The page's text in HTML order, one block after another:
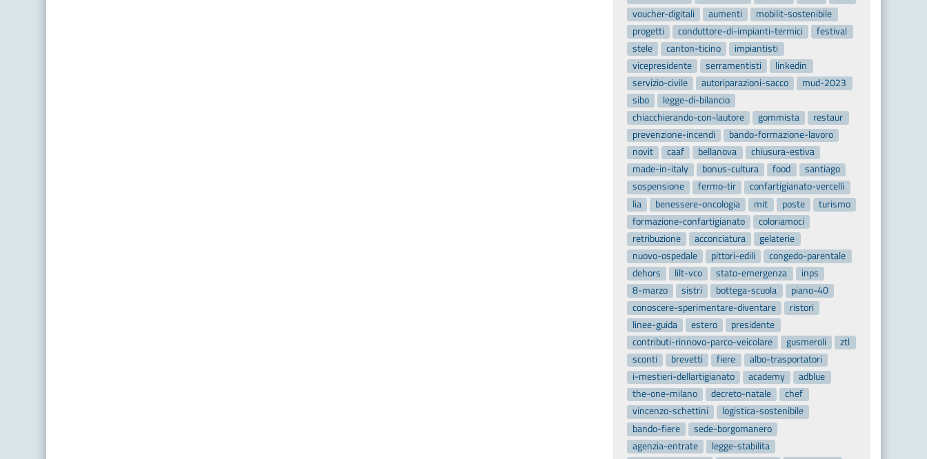
voucher-digitali
aumenti
mobilit-sostenibile
progetti
conduttore-di-impianti-termici
festival
stele
canton-ticino
impiantisti
vicepresidente
serramentisti
linkedin
servizio-civile
autoriparazioni-sacco
mud-2023
sibo
legge-di-bilancio
chiacchierando-con-lautore
gommista
restaur
prevenzione-incendi
bando-formazione-lavoro
novit
caaf bellanova
chiusura-estiva
made-in-italy
bonus-cultura food
santiago
sospensione
fermo-tir
confartigianato-vercelli
lia
benessere-oncologia mit poste
turismo
formazione-confartigianato
coloriamoci
retribuzione
acconciatura
gelaterie
nuovo-ospedale
pittori-edili
congedo-parentale
dehors
lilt-vco stato-emergenza
inps
8-marzo
sistri bottega-scuola
piano-40
conoscere-sperimentare-diventare
ristori
linee-guida
estero
presidente
contributi-rinnovo-parco-veicolare
gusmeroli
ztl
sconti
brevetti fiere
albo-trasportatori
i-mestieri-dellartigianato
academy
adblue
the-one-milano
decreto-natale
chef
vincenzo-schettini
logistica-sostenibile
bando-fiere
sede-borgomanero
agenzia-entrate
legge-stabilita